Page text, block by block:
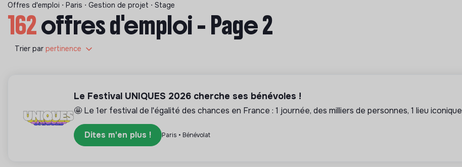
Offres d'emploi ⋅ Paris ⋅ Gestion de projet ⋅ Stage
162offres d'emploi - Page 2
Trier par pertinence
Le Festival UNIQUES 2026 cherche ses bénévoles !
🤩 Le 1er festival de l'égalité des chances en France : 1 journée, des milliers de personnes, 1 lieu iconique
Dites m'en plus ! Paris • Bénévolat